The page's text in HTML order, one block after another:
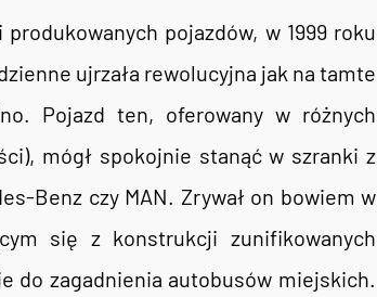
pojazdów, w 1999 roku
ujrzała rewolucyjna jak na tamte
Pojazd ten, oferowany w różnych
mógł spokojnie stanąć w szranki z
Benz czy MAN. Zrywał on bowiem w
się z konstrukcji zunifikowanych
do zagadnienia autobusów miejskich.